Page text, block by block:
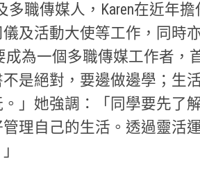
多職傳媒人，Karen在近年
及活動大使等工作，同時
成為一個多職傳媒工作者，
是絕對，要邊做邊學；生
」她強調：「同學要先了
理自己的生活。透過靈活